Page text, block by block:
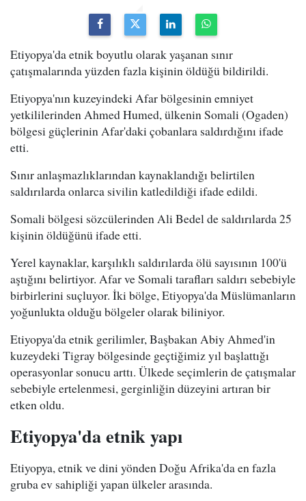
Etiyopya'da etnik boyutlu olarak yaşanan sınır
çatışmalarında yüzden fazla kişinin öldüğü bildirildi.
Etiyopya'nın kuzeyindeki Afar bölgesinin emniyet
yetkililerinden Ahmed Humed, ülkenin Somali (Ogaden)
bölgesi güçlerinin Afar'daki çobanlara saldırdığını ifade
etti.
Sınır anlaşmazlıklarından kaynaklandığı belirtilen
saldırılarda onlarca sivilin katledildiği ifade edildi.
Somali bölgesi sözcülerinden Ali Bedel de saldırılarda 25
kişinin öldüğünü ifade etti.
Yerel kaynaklar, karşılıklı saldırılarda ölü sayısının 100'ü
aştığını belirtiyor. Afar ve Somali tarafları saldırı sebebiyle
birbirlerini suçluyor. İki bölge, Etiyopya'da Müslümanların
yoğunlukta olduğu bölgeler olarak biliniyor.
Etiyopya'da etnik gerilimler, Başbakan Abiy Ahmed'in
kuzeydeki Tigray bölgesinde geçtiğimiz yıl başlattığı
operasyonlar sonucu arttı. Ülkede seçimlerin de çatışmalar
sebebiyle ertelenmesi, gerginliğin düzeyini artıran bir
etken oldu.
Etiyopya'da etnik yapı
Etiyopya, etnik ve dini yönden Doğu Afrika'da en fazla
gruba ev sahipliği yapan ülkeler arasında.